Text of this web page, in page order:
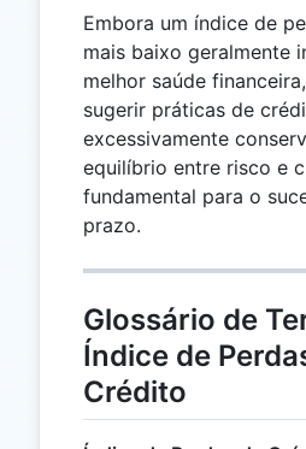
Embora um índice de
mais baixo geralmente
melhor saúde
sugerir práticas de
excessivamente
equilíbrio entre risco e
fundamental para o
prazo.
Glossário de
Índice de
Crédito